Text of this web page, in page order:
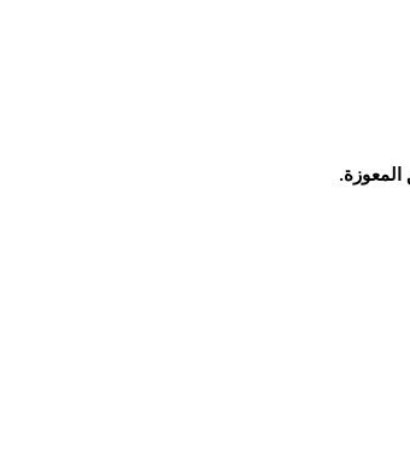
المعوزة.